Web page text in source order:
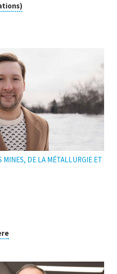
Cliquer
MINES, DE LA MÉTALLURGIE ET
Cliquer
l'infobulle